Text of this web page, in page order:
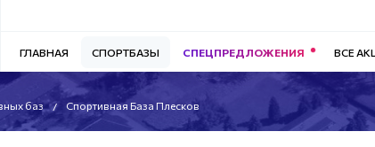
ГЛАВНАЯ СПОРТБАЗЫ СПЕЦПРЕДЛОЖЕНИЯ ВСЕ
баз Спортивная База Плесков